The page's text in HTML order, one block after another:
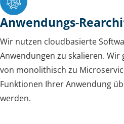
Anwendungs-
Wir nutzen cloudbasierte
Anwendungen zu skalieren.
von monolithisch zu
Funktionen Ihrer Anwendung
werden.